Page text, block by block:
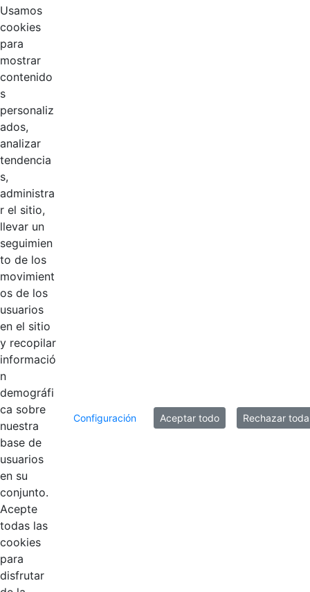
Productos
AÑADIR COMENTARIOS
Usamos
cookies
para
mostrar
contenido
s
personaliz
ados,
analizar
tendencia
s,
administra
r el sitio,
llevar un
seguimien
to de los
movimient
os de los
usuarios
en el sitio
y recopilar
informació
n
demográfi
ca sobre
nuestra
base de
usuarios
en su
conjunto.
Acepte
todas las
cookies
para
disfrutar
Configuración Aceptar todo Rechazar